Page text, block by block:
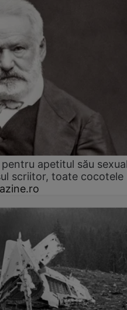
apetitul său
scriitor, toate cocotele